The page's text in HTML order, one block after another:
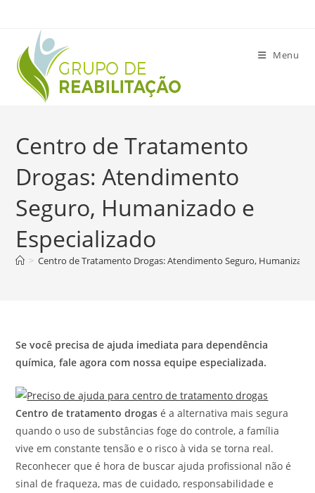
conteúdo
Menu
Centro de Tratamento
Drogas: Atendimento
Seguro, Humanizado e
Especializado
> Centro de Tratamento Drogas: Atendimento Seguro, Humanizado
Se você precisa de ajuda imediata para dependência
química, fale agora com nossa equipe especializada.
Centro de tratamento drogas é a alternativa mais segura
quando o uso de substâncias foge do controle, a família
vive em constante tensão e o risco à vida se torna real.
Reconhecer que é hora de buscar ajuda profissional não é
sinal de fraqueza, mas de cuidado, responsabilidade e